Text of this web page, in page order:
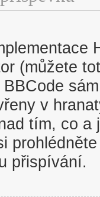
(můžete
v
tím, co a
přispívání.